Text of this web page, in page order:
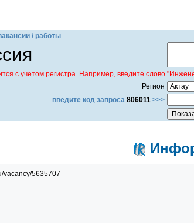
/ работы
с учетом регистра. Например, введите слово
Регион
введите код запроса 806011 >>>
vacancy/5635707